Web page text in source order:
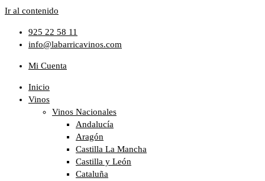
Ir al contenido
925 22 58 11
info@labarricavinos.com
Mi Cuenta
Inicio
Vinos
Vinos Nacionales
Andalucía
Aragón
Castilla La Mancha
Castilla y León
Cataluña